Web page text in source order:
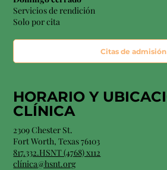
Servicios de rendición
Solo por cita
Citas de admisión
HORARIO Y
CLÍNICA
2309 Chester St.
Fort Worth, Texas 76103
817.332.HSNT (4768) x112
clínica@hsnt.org